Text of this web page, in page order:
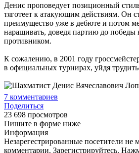
Денис проповедует позиционный
тяготеет к атакующим действиям. Он
преимущество уже в дебюте и потом
наращивать, доведя партию до победы
противником.
К сожалению, в 2001 году
в официальных турнирах, уйдя
7 комментариев
Поделиться
23 698 просмотров
Пишите в форме ниже
Информация
Незарегестрированные посетители не
комментарии. Зарегистрируйтесь.